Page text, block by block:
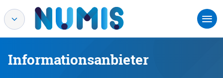
Informationsanbieter